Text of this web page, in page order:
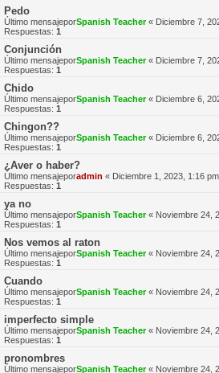
Pedo
Último mensajeporSpanish Teacher« Diciembre 7,
Respuestas: 1
Conjunción
Último mensajeporSpanish Teacher« Diciembre 7,
Respuestas: 1
Chido
Último mensajeporSpanish Teacher« Diciembre 6,
Respuestas: 1
Chingon??
Último mensajeporSpanish Teacher« Diciembre 6,
Respuestas: 1
¿Aver o haber?
Último mensajeporadmin « Diciembre 1, 2023, 1:16 pm
Respuestas: 1
ya no
Último mensajeporSpanish Teacher« Noviembre 24,
Respuestas: 1
Nos vemos al raton
Último mensajeporSpanish Teacher« Noviembre 24,
Respuestas: 1
Cuando
Último mensajeporSpanish Teacher« Noviembre 24,
Respuestas: 1
imperfecto simple
Último mensajeporSpanish Teacher« Noviembre 24,
Respuestas: 1
pronombres
Último mensajeporSpanish Teacher« Noviembre 24,